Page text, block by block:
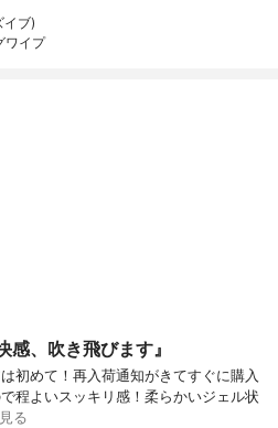
イブ)
ワイプ
感、吹き飛びます』
初めて！ 再入荷通知がきてすぐに購入
程よいスッキリ感！ 柔らかいジェル状
る